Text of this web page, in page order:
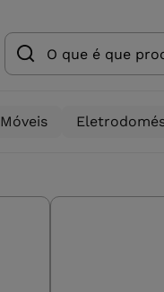
Móveis